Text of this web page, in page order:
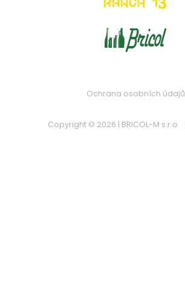
Ochrana osobních údajů
Copyright © 2026 | BRICOL-M s.r.o.